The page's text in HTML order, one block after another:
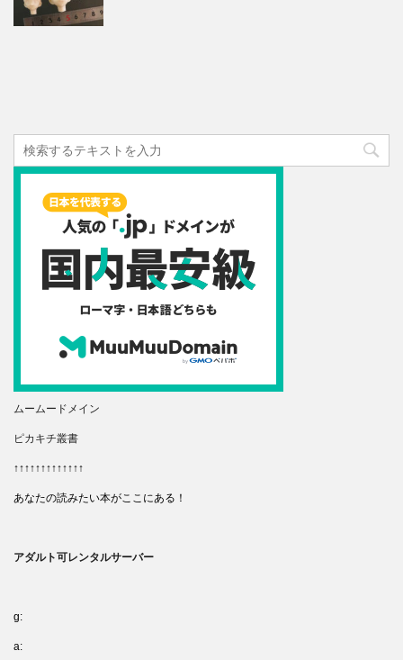
ムームードメイン
ピカキチ叢書
↑↑↑↑↑↑↑↑↑↑↑↑↑
あなたの読みたい本がここにある！
アダルト可レンタルサーバー
g:
a: